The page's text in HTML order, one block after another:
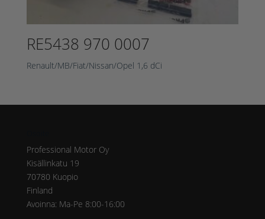
RE5438 970 0007
Renault/MB/Fiat/Nissan/Opel 1,6 dCi
Professional Motor Oy
Kisällinkatu 19
70780 Kuopio
Finland
Avoinna: Ma-Pe 8:00-16:00